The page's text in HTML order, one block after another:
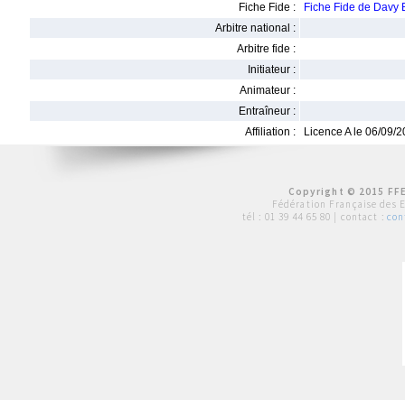
Fiche Fide :
Fiche Fide de Davy
Arbitre national :
Arbitre fide :
Initiateur :
Animateur :
Entraîneur :
Affiliation :
Licence A le 06/09/
Copyright © 2015
Fédération Française des
tél : 01 39 44 65 80 | contact :